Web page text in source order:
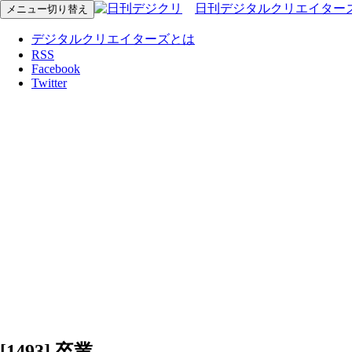
メニュー切り替え 日刊デジタルクリエイター
デジタルクリエイターズとは
RSS
Facebook
Twitter